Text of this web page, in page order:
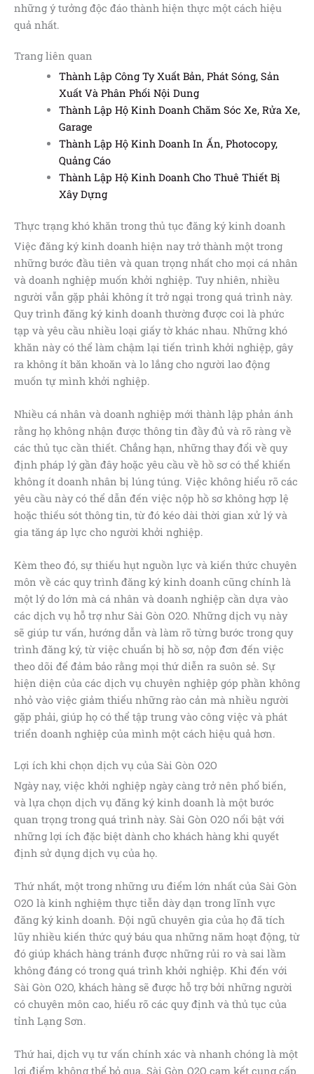
những ý tưởng độc đáo thành hiện thực một cách hiệu
quả nhất.
Trang liên quan
Thành Lập Công Ty Xuất Bản, Phát Sóng, Sản
Xuất Và Phân Phối Nội Dung
Thành Lập Hộ Kinh Doanh Chăm Sóc Xe, Rửa Xe,
Garage
Thành Lập Hộ Kinh Doanh In Ấn, Photocopy,
Quảng Cáo
Thành Lập Hộ Kinh Doanh Cho Thuê Thiết Bị
Xây Dựng
Thực trạng khó khăn trong thủ tục đăng ký kinh doanh
Việc đăng ký kinh doanh hiện nay trở thành một trong
những bước đầu tiên và quan trọng nhất cho mọi cá nhân
và doanh nghiệp muốn khởi nghiệp. Tuy nhiên, nhiều
người vẫn gặp phải không ít trở ngại trong quá trình này.
Quy trình đăng ký kinh doanh thường được coi là phức
tạp và yêu cầu nhiều loại giấy tờ khác nhau. Những khó
khăn này có thể làm chậm lại tiến trình khởi nghiệp, gây
ra không ít băn khoăn và lo lắng cho người lao động
muốn tự mình khởi nghiệp.
Nhiều cá nhân và doanh nghiệp mới thành lập phản ánh
rằng họ không nhận được thông tin đầy đủ và rõ ràng về
các thủ tục cần thiết. Chẳng hạn, những thay đổi về quy
định pháp lý gần đây hoặc yêu cầu về hồ sơ có thể khiến
không ít doanh nhân bị lúng túng. Việc không hiểu rõ các
yêu cầu này có thể dẫn đến việc nộp hồ sơ không hợp lệ
hoặc thiếu sót thông tin, từ đó kéo dài thời gian xử lý và
gia tăng áp lực cho người khởi nghiệp.
Kèm theo đó, sự thiếu hụt nguồn lực và kiến thức chuyên
môn về các quy trình đăng ký kinh doanh cũng chính là
một lý do lớn mà cá nhân và doanh nghiệp cần dựa vào
các dịch vụ hỗ trợ như Sài Gòn O2O. Những dịch vụ này
sẽ giúp tư vấn, hướng dẫn và làm rõ từng bước trong quy
trình đăng ký, từ việc chuẩn bị hồ sơ, nộp đơn đến việc
theo dõi để đảm bảo rằng mọi thứ diễn ra suôn sẻ. Sự
hiện diện của các dịch vụ chuyên nghiệp góp phần không
nhỏ vào việc giảm thiểu những rào cản mà nhiều người
gặp phải, giúp họ có thể tập trung vào công việc và phát
triển doanh nghiệp của mình một cách hiệu quả hơn.
Lợi ích khi chọn dịch vụ của Sài Gòn O2O
Ngày nay, việc khởi nghiệp ngày càng trở nên phổ biến,
và lựa chọn dịch vụ đăng ký kinh doanh là một bước
quan trọng trong quá trình này. Sài Gòn O2O nổi bật với
những lợi ích đặc biệt dành cho khách hàng khi quyết
định sử dụng dịch vụ của họ.
Thứ nhất, một trong những ưu điểm lớn nhất của Sài Gòn
O2O là kinh nghiệm thực tiễn dày dạn trong lĩnh vực
đăng ký kinh doanh. Đội ngũ chuyên gia của họ đã tích
lũy nhiều kiến thức quý báu qua những năm hoạt động, từ
đó giúp khách hàng tránh được những rủi ro và sai lầm
không đáng có trong quá trình khởi nghiệp. Khi đến với
Sài Gòn O2O, khách hàng sẽ được hỗ trợ bởi những người
có chuyên môn cao, hiểu rõ các quy định và thủ tục của
tỉnh Lạng Sơn.
Thứ hai, dịch vụ tư vấn chính xác và nhanh chóng là một
lợi điểm không thể bỏ qua. Sài Gòn O2O cam kết cung cấp